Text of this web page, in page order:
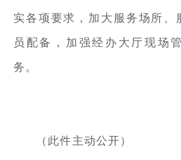
实各项要求，加大服务场所、
员配备，加强经办大厅现场
务。
（此件主动公开）